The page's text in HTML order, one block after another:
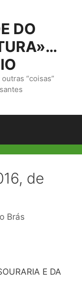
DO
“coisas”
de
Brás
E DA